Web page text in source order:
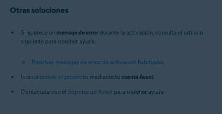
Otras soluciones
Si aparece un mensaje de error durante la activación, consulta el artículo
siguiente para obtener ayuda:
Resolver mensajes de error de activación habituales
Intenta activar el producto mediante tu cuenta Avast.
Contáctate con el Soporte de Avast para obtener ayuda.